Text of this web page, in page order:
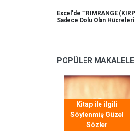
Excel'de TRIMRANGE
Sadece Dolu Olan
POPÜLER
Kitap ile ilgili
Söylenmiş Güzel
Sözler